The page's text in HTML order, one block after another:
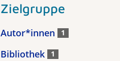
Zielgruppe
Autor*innen 1
Bibliothek 1